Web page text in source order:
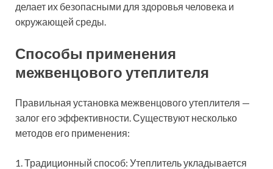
делает их безопасными для здоровья человека и
окружающей среды.
Способы применения
межвенцового утеплителя
Правильная установка межвенцового утеплителя —
залог его эффективности. Существуют несколько
методов его применения:
1. Традиционный способ: Утеплитель укладывается